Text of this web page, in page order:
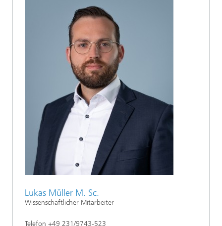
Lukas Müller M. Sc.
Wissenschaftlicher Mitarbeiter
Telefon +49 231/9743-523